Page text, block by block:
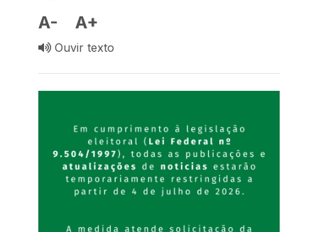
A- A+
Ouvir texto